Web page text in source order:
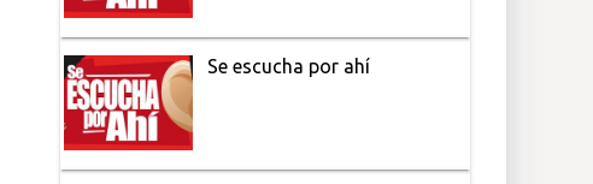
Se escucha por ahí